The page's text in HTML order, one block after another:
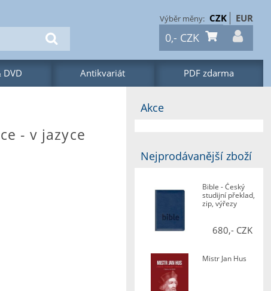
CZK EUR
0,- CZK
DVD Antikvariát PDF zdarma
- v jazyce
Akce
Nejprodávanější zboží
Bible - Český
studijní překlad,
zip, výřezy
680,- CZK
Mistr Jan Hus